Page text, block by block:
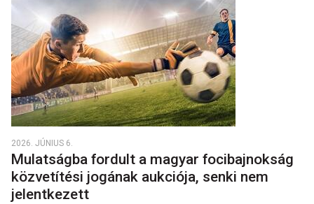
2026. JÚNIUS 6.
Mulatságba fordult a magyar focibajnokság
közvetítési jogának aukciója, senki nem
jelentkezett